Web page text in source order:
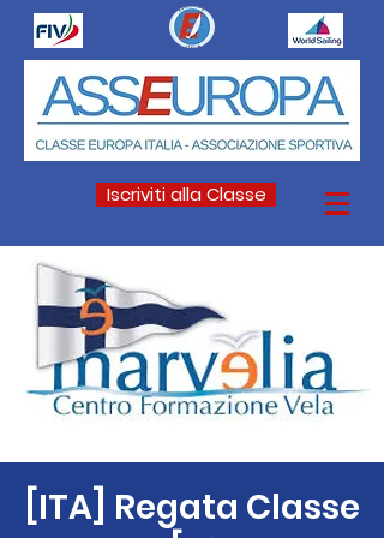
Iscriviti alla Classe
[ITA] Regata Classe